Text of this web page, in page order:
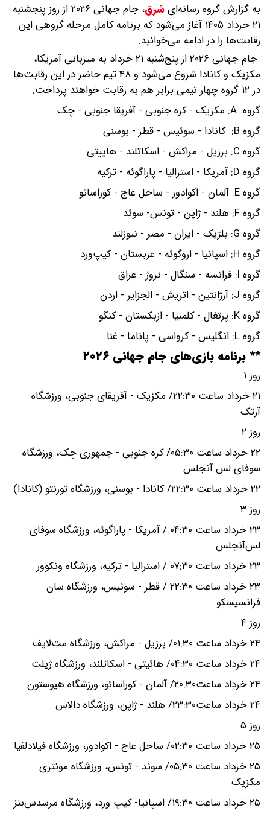
به گزارش گروه رسانه‌ایشرق،
جام جهانی ۲۰۲۶ از روز پنجشنبه
۲۱ خرداد ۱۴۰۵ آغاز می‌شود که برنامه کامل مرحله گروهی این
رقابت‌ها را در ادامه می‌خوانید.
جام جهانی ۲۰۲۶ از پنج‌شنبه ۲۱ خرداد به میزبانی آمریکا،
مکزیک و کانادا شروع می‌شود و ۴۸ تیم حاضر در این رقابت‌ها
در ۱۲ گروه چهار تیمی برابر هم به رقابت خواهند پرداخت.
گروه A: مکزیک - کره جنوبی - آفریقا جنوبی - چک
گروه B: کانادا - سوئیس - قطر - بوسنی
گروه C: برزیل - مراکش - اسکاتلند - هاییتی
گروه D: آمریکا - استرالیا - پاراگوئه - ترکیه
گروه E: آلمان - اکوادور - ساحل عاج - کوراسائو
گروه F: هلند - ژاپن - تونس- سوئد
گروه G: بلژیک - ایران - مصر - نیوزلند
گروه H: اسپانیا - اروگوئه - عربستان - کیپ‌ورد
گروه I: فرانسه - سنگال - نروژ - عراق
گروه J: آرژانتین - اتریش - الجزایر - اردن
گروه K: پرتغال - کلمبیا - ازبکستان - کنگو
گروه L: انگلیس - کرواسی - پاناما - غنا
** برنامه بازی‌های جام جهانی ۲۰۲۶
روز ۱
۲۱ خرداد ساعت ۲۲:۳۰/ مکزیک - آفریقای جنوبی، ورزشگاه
آزتک
روز ۲
۲۲ خرداد ساعت ۰۵:۳۰/ کره جنوبی - جمهوری چک، ورزشگاه
سوفای لس آنجلس
۲۲ خرداد ساعت ۲۲:۳۰/ کانادا - بوسنی، ورزشگاه تورنتو (کانادا)
روز ۳
۲۳ خرداد ساعت ۰۴:۳۰ / آمریکا - پاراگوئه، ورزشگاه سوفای
لس‌آنجلس
۲۳ خرداد ساعت ۰۷:۳۰ / استرالیا - ترکیه، ورزشگاه ونکوور
۲۳ خرداد ساعت ۲۲:۳۰ / قطر - سوئیس، ورزشگاه سان
فرانسیسکو
روز ۴
۲۴ خرداد ساعت ۰۱:۳۰/ برزیل - مراکش، ورزشگاه مت‌لایف
۲۴ خرداد ساعت ۰۴:۳۰/ هائیتی - اسکاتلند، ورزشگاه ژیلت
۲۴ خرداد ساعت۲۰:۳۰/ آلمان - کوراسائو، ورزشگاه هیوستون
۲۴ خرداد ساعت۲۳:۳۰/ هلند - ژاپن، ورزشگاه دالاس
روز ۵
۲۵ خرداد ساعت ۰۲:۳۰/ ساحل عاج - اکوادور، ورزشگاه فیلادلفیا
۲۵ خرداد ساعت ۰۵:۳۰/ سوئد - تونس، ورزشگاه مونتری
مکزیک
۲۵ خرداد ساعت ۱۹:۳۰/ اسپانیا- کیپ ورد، ورزشگاه مرسدس‌بنز